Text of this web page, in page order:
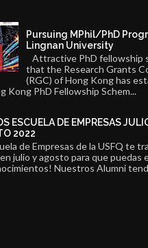
Pursuing MPhil/PhD
Lingnan University
Attractive PhD fellowship
that the Research Grants
(RGC) of Hong Kong has
Kong PhD Fellowship Schem...
ESCUELA DE EMPRESAS
2022
de Empresas de la USFQ te
julio y agosto para que puedas
Nuestros Alumni